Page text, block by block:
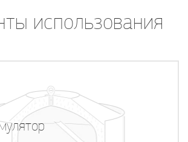
использования